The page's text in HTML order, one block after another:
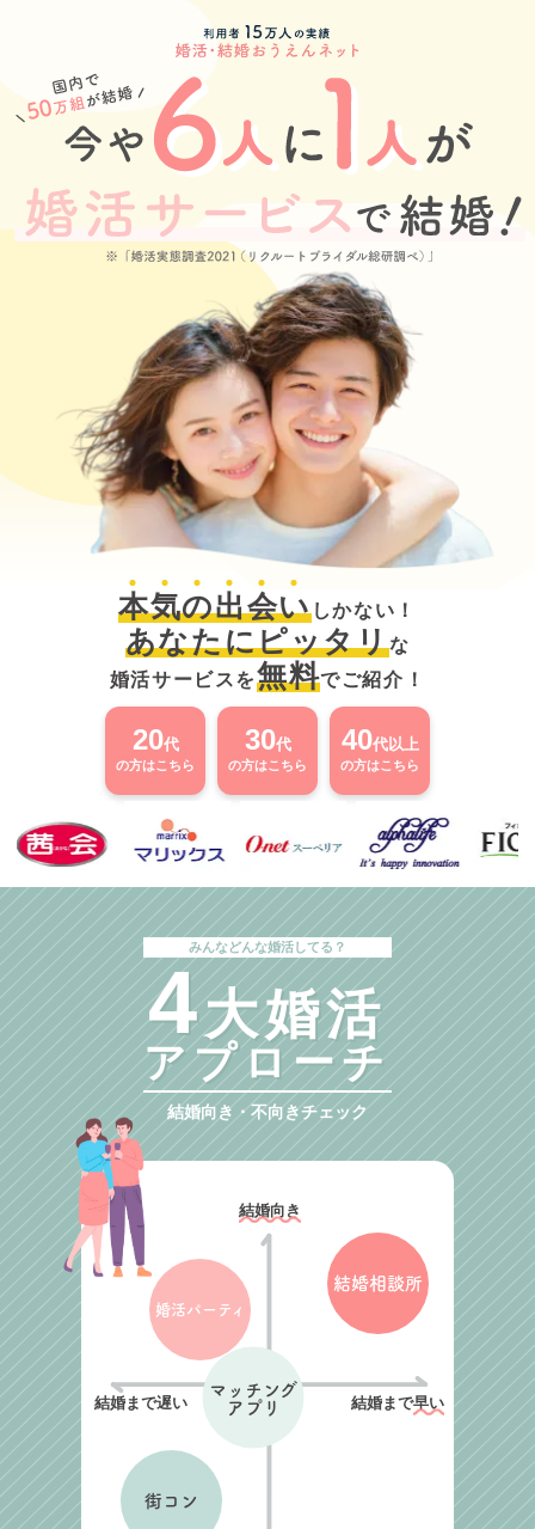
本気の出会いしかない！
あなたにピッタリな
婚活サービスを無料でご紹介！
20代
の方はこちら
30代
の方はこちら
40代以上
の方はこちら
みんなどんな婚活してる？
4大婚活
アプローチ
結婚向き・不向きチェック
結婚向き
結婚まで早い
結婚まで遅い
結婚相談所
婚活パーティ
マッチング
アプリ
街コン